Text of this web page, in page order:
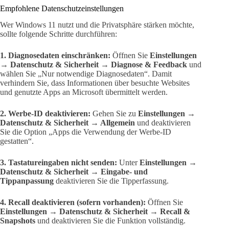
Empfohlene Datenschutzeinstellungen
Wer Windows 11 nutzt und die Privatsphäre stärken möchte,
sollte folgende Schritte durchführen:
1. Diagnosedaten einschränken: Öffnen Sie Einstellungen
→ Datenschutz & Sicherheit → Diagnose & Feedback und
wählen Sie „Nur notwendige Diagnosedaten“. Damit
verhindern Sie, dass Informationen über besuchte Websites
und genutzte Apps an Microsoft übermittelt werden.
2. Werbe-ID deaktivieren: Gehen Sie zu Einstellungen →
Datenschutz & Sicherheit → Allgemein und deaktivieren
Sie die Option „Apps die Verwendung der Werbe-ID
gestatten“.
3. Tastatureingaben nicht senden: UnterEinstellungen →
Datenschutz & Sicherheit → Eingabe- und
Tippanpassung deaktivieren Sie die Tipperfassung.
4. Recall deaktivieren (sofern vorhanden): Öffnen Sie
Einstellungen → Datenschutz & Sicherheit → Recall &
Snapshots und deaktivieren Sie die Funktion vollständig.